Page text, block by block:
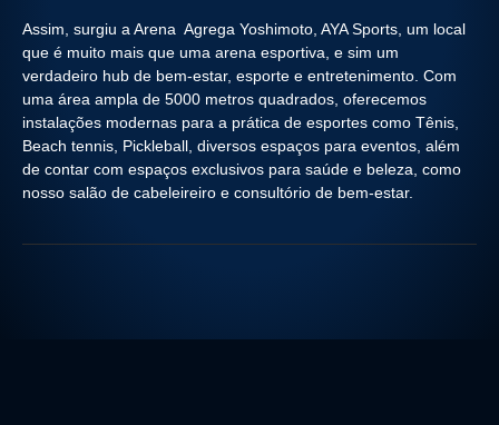
Assim, surgiu a Arena Agrega Yoshimoto, AYA Sports, um local
que é muito mais que uma arena esportiva, e sim um
verdadeiro hub de bem-estar, esporte e entretenimento. Com
uma área ampla de 5000 metros quadrados, oferecemos
instalações modernas para a prática de esportes como Tênis,
Beach tennis, Pickleball, diversos espaços para eventos, além
de contar com espaços exclusivos para saúde e beleza, como
nosso salão de cabeleireiro e consultório de bem-estar.